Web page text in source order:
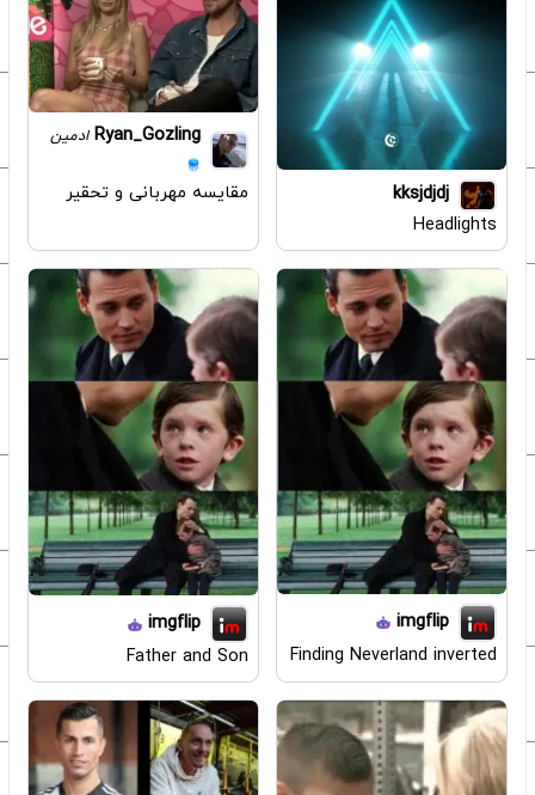
kksjdjdj
Headlights
Ryan_Gozling ادمین
مقایسه مهربانی و تحقیر
imgflip
Finding Neverland inverted
imgflip
Father and Son